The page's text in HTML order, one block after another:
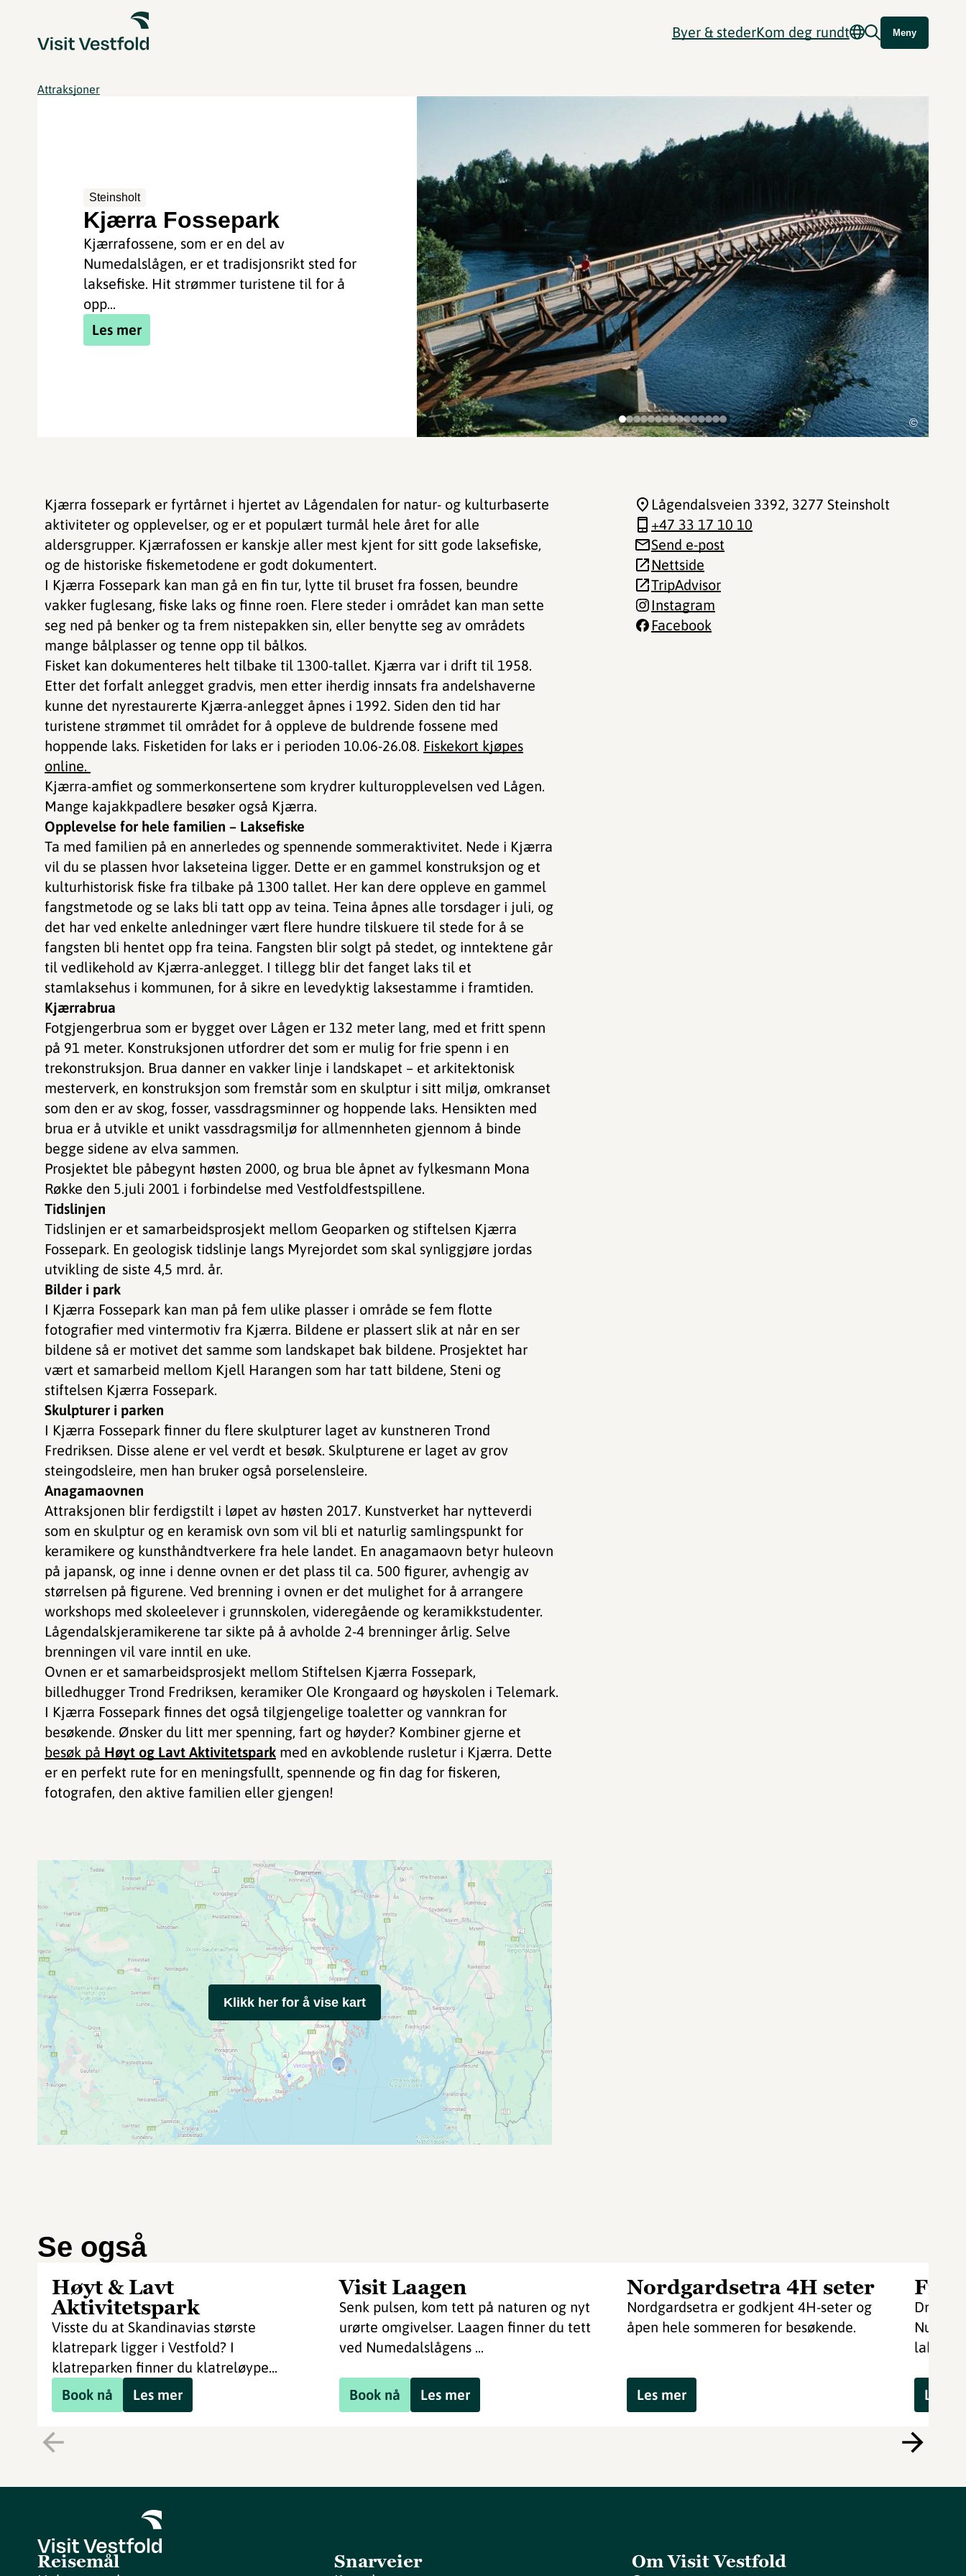
Byer & stederKom deg rundt Meny
Attraksjoner
Steinsholt
Kjærra Fossepark
Kjærrafossene, som er en del av
Numedalslågen, er et tradisjonsrikt sted for
laksefiske. Hit strømmer turistene til for å
opp...
Les mer
©
Kjærra fossepark er fyrtårnet i hjertet av Lågendalen for natur- og kulturbaserte
aktiviteter og opplevelser, og er et populært turmål hele året for alle
aldersgrupper. Kjærrafossen er kanskje aller mest kjent for sitt gode laksefiske,
og de historiske fiskemetodene er godt dokumentert.
I Kjærra Fossepark kan man gå en fin tur, lytte til bruset fra fossen, beundre
vakker fuglesang, fiske laks og finne roen. Flere steder i området kan man sette
seg ned på benker og ta frem nistepakken sin, eller benytte seg av områdets
mange bålplasser og tenne opp til bålkos.
Fisket kan dokumenteres helt tilbake til 1300-tallet. Kjærra var i drift til 1958.
Etter det forfalt anlegget gradvis, men etter iherdig innsats fra andelshaverne
kunne det nyrestaurerte Kjærra-anlegget åpnes i 1992. Siden den tid har
turistene strømmet til området for å oppleve de buldrende fossene med
hoppende laks. Fisketiden for laks er i perioden 10.06-26.08. Fiskekort kjøpes
online.
Kjærra-amfiet og sommerkonsertene som krydrer kulturopplevelsen ved Lågen.
Mange kajakkpadlere besøker også Kjærra.
Opplevelse for hele familien – Laksefiske
Ta med familien på en annerledes og spennende sommeraktivitet. Nede i Kjærra
vil du se plassen hvor lakseteina ligger. Dette er en gammel konstruksjon og et
kulturhistorisk fiske fra tilbake på 1300 tallet. Her kan dere oppleve en gammel
fangstmetode og se laks bli tatt opp av teina. Teina åpnes alle torsdager i juli, og
det har ved enkelte anledninger vært flere hundre tilskuere til stede for å se
fangsten bli hentet opp fra teina. Fangsten blir solgt på stedet, og inntektene går
til vedlikehold av Kjærra-anlegget. I tillegg blir det fanget laks til et
stamlaksehus i kommunen, for å sikre en levedyktig laksestamme i framtiden.
Kjærrabrua
Fotgjengerbrua som er bygget over Lågen er 132 meter lang, med et fritt spenn
på 91 meter. Konstruksjonen utfordrer det som er mulig for frie spenn i en
trekonstruksjon. Brua danner en vakker linje i landskapet – et arkitektonisk
mesterverk, en konstruksjon som fremstår som en skulptur i sitt miljø, omkranset
som den er av skog, fosser, vassdragsminner og hoppende laks. Hensikten med
brua er å utvikle et unikt vassdragsmiljø for allmennheten gjennom å binde
begge sidene av elva sammen.
Prosjektet ble påbegynt høsten 2000, og brua ble åpnet av fylkesmann Mona
Røkke den 5.juli 2001 i forbindelse med Vestfoldfestspillene.
Tidslinjen
Tidslinjen er et samarbeidsprosjekt mellom Geoparken og stiftelsen Kjærra
Fossepark. En geologisk tidslinje langs Myrejordet som skal synliggjøre jordas
utvikling de siste 4,5 mrd. år.
Bilder i park
I Kjærra Fossepark kan man på fem ulike plasser i område se fem flotte
fotografier med vintermotiv fra Kjærra. Bildene er plassert slik at når en ser
bildene så er motivet det samme som landskapet bak bildene. Prosjektet har
vært et samarbeid mellom Kjell Harangen som har tatt bildene, Steni og
stiftelsen Kjærra Fossepark.
Skulpturer i parken
I Kjærra Fossepark finner du flere skulpturer laget av kunstneren Trond
Fredriksen. Disse alene er vel verdt et besøk. Skulpturene er laget av grov
steingodsleire, men han bruker også porselensleire.
Anagamaovnen
Attraksjonen blir ferdigstilt i løpet av høsten 2017. Kunstverket har nytteverdi
som en skulptur og en keramisk ovn som vil bli et naturlig samlingspunkt for
keramikere og kunsthåndtverkere fra hele landet. En anagamaovn betyr huleovn
på japansk, og inne i denne ovnen er det plass til ca. 500 figurer, avhengig av
størrelsen på figurene. Ved brenning i ovnen er det mulighet for å arrangere
workshops med skoleelever i grunnskolen, videregående og keramikkstudenter.
Lågendalskjeramikerene tar sikte på å avholde 2-4 brenninger årlig. Selve
brenningen vil vare inntil en uke.
Ovnen er et samarbeidsprosjekt mellom Stiftelsen Kjærra Fossepark,
billedhugger Trond Fredriksen, keramiker Ole Krongaard og høyskolen i Telemark.
I Kjærra Fossepark finnes det også tilgjengelige toaletter og vannkran for
besøkende. Ønsker du litt mer spenning, fart og høyder? Kombiner gjerne et
besøk på Høyt og Lavt Aktivitetspark med en avkoblende rusletur i Kjærra. Dette
er en perfekt rute for en meningsfullt, spennende og fin dag for fiskeren,
fotografen, den aktive familien eller gjengen!
Lågendalsveien 3392, 3277 Steinsholt
+47 33 17 10 10
Send e-post
Nettside
TripAdvisor
Instagram
Facebook
Klikk her for å vise kart
Se også
Høyt & Lavt
Aktivitetspark
Visste du at Skandinavias største
klatrepark ligger i Vestfold? I
klatreparken finner du klatreløype...
Book nå
Les mer
Visit Laagen
Senk pulsen, kom tett på naturen og nyt
urørte omgivelser. Laagen finner du tett
ved Numedalslågens ...
Book nå Les mer
Nordgardsetra 4H seter
Nordgardsetra er godkjent 4H-seter og
åpen hele sommeren for besøkende.
Les mer Les
Reisemål Snarveier Om Visit Vestfold